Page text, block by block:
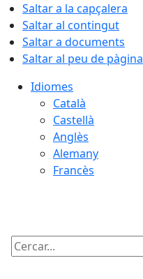
Saltar a la capçalera
Saltar al contingut
Saltar a documents
Saltar al peu de pàgina
Idiomes
Català
Castellà
Anglès
Alemany
Francès
Cercar: